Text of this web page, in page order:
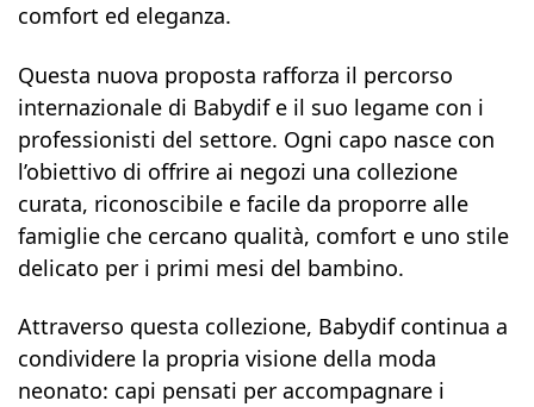
comfort ed eleganza.
Questa nuova proposta rafforza il percorso
internazionale di Babydif e il suo legame con i
professionisti del settore. Ogni capo nasce con
l’obiettivo di offrire ai negozi una collezione
curata, riconoscibile e facile da proporre alle
famiglie che cercano qualità, comfort e uno stile
delicato per i primi mesi del bambino.
Attraverso questa collezione, Babydif continua a
condividere la propria visione della moda
neonato: capi pensati per accompagnare i